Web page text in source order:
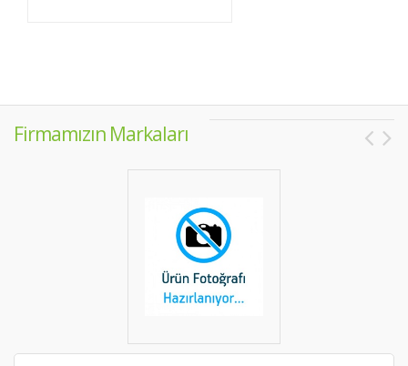
Firmamızın Markaları